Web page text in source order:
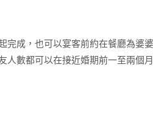
完成，也可以宴客前約在餐廳為婆
人數都可以在接近婚期前一至兩個